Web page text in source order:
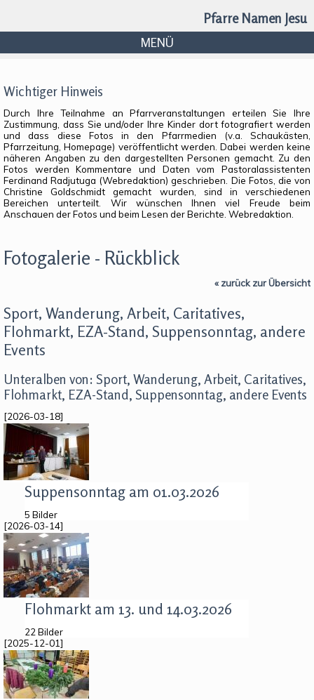
Pfarre Namen Jesu
MENÜ
Wichtiger Hinweis
Durch Ihre Teilnahme an Pfarrveranstaltungen erteilen Sie Ihre
Zustimmung, dass Sie und/oder Ihre Kinder dort fotografiert werden
und dass diese Fotos in den Pfarrmedien (v.a. Schaukästen,
Pfarrzeitung, Homepage) veröffentlicht werden. Dabei werden keine
näheren Angaben zu den dargestellten Personen gemacht. Zu den
Fotos werden Kommentare und Daten vom Pastoralassistenten
Ferdinand Radjutuga (Webredaktion) geschrieben. Die Fotos, die von
Christine Goldschmidt gemacht wurden, sind in verschiedenen
Bereichen unterteilt. Wir wünschen Ihnen viel Freude beim
Anschauen der Fotos und beim Lesen der Berichte. Webredaktion.
Fotogalerie - Rückblick
« zurück zur Übersicht
Sport, Wanderung, Arbeit, Caritatives,
Flohmarkt, EZA-Stand, Suppensonntag, andere
Events
Unteralben von: Sport, Wanderung, Arbeit, Caritatives,
Flohmarkt, EZA-Stand, Suppensonntag, andere Events
[2026-03-18]
Suppensonntag am 01.03.2026
5 Bilder
[2026-03-14]
Flohmarkt am 13. und 14.03.2026
22 Bilder
[2025-12-01]